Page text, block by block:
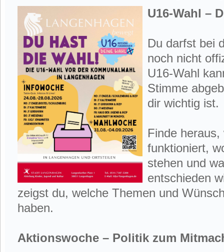
U16-Wahl –
Du darfst bei
noch nicht
U16-Wahl
Stimme
dir wichtig ist.
Finde
funktioniert,
stehen und
entschieden
zeigst du, welche Themen und
haben.
Aktionswoche – Politik zum